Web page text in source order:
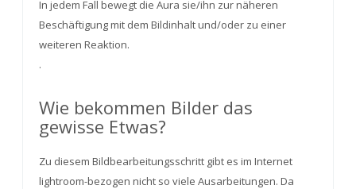
In jedem Fall bewegt die Aura sie/ihn zur näheren
Beschäftigung mit dem Bildinhalt und/oder zu einer
weiteren Reaktion.
.
Wie bekommen Bilder das
gewisse Etwas?
Zu diesem Bildbearbeitungsschritt gibt es im Internet
lightroom-bezogen nicht so viele Ausarbeitungen. Da